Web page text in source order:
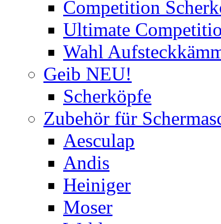
Competition
Ultimate
Wahl
Geib NEU!
Scherköpfe
Zubehör für
Aesculap
Andis
Heiniger
Moser